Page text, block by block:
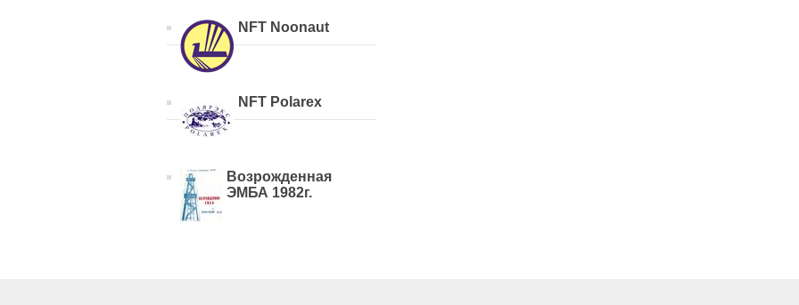
NFT Noonaut
NFT Polarex
Возрожденная
ЭМБА 1982г.